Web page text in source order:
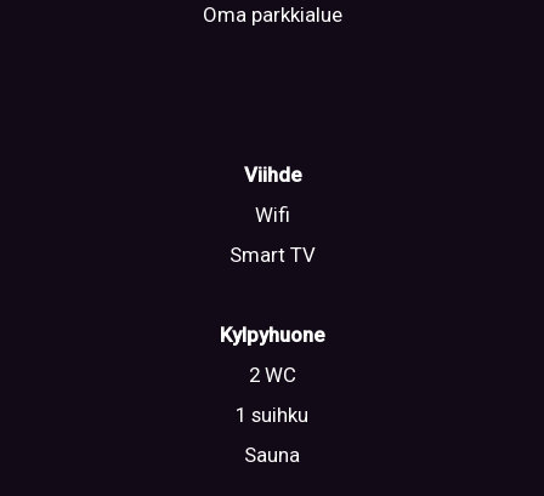
Oma parkkialue
Viihde
Wifi
Smart TV
Kylpyhuone
2 WC
1 suihku
Sauna